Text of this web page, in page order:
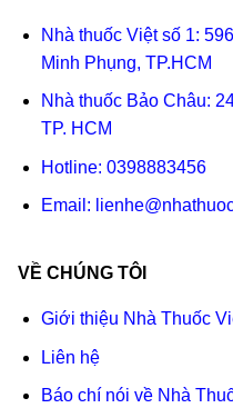
Nhà thuốc Việt số 1:
Minh Phụng, TP.HCM
Nhà thuốc Bảo Châu:
TP. HCM
Hotline: 0398883456
Email:
VỀ CHÚNG TÔI
Giới thiệu Nhà Thuốc
Liên hệ
Báo chí nói về Nhà